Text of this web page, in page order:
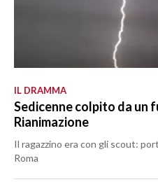
IL DRAMMA
Sedicenne colpito da un
Rianimazione
Il ragazzino era con gli scout:
Roma